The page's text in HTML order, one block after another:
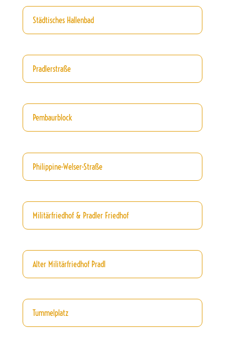
Städtisches Hallenbad
Pradlerstraße
Pembaurblock
Philippine-Welser-Straße
Militärfriedhof & Pradler Friedhof
Alter Militärfriedhof Pradl
Tummelplatz